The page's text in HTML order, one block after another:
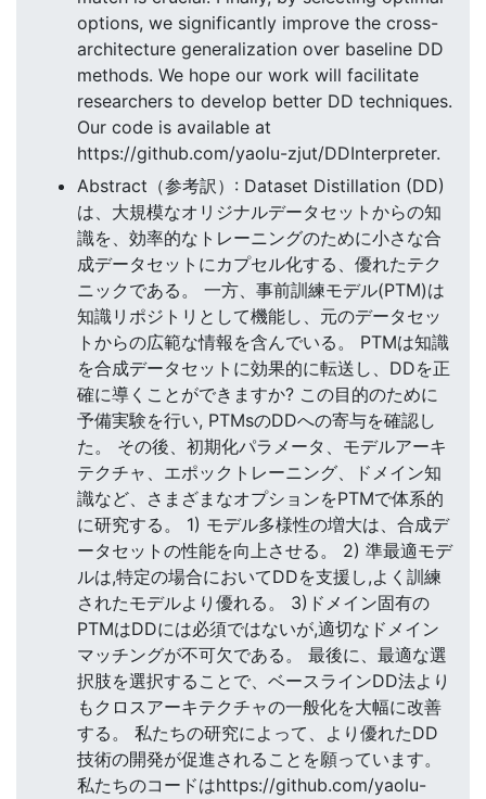
options, we significantly improve the cross-
architecture generalization over baseline DD
methods. We hope our work will facilitate
researchers to develop better DD techniques.
Our code is available at
https://github.com/yaolu-zjut/DDInterpreter.
Abstract（参考訳）: Dataset Distillation (DD)
は、大規模なオリジナルデータセットからの知
識を、効率的なトレーニングのために小さな合
成データセットにカプセル化する、優れたテク
ニックである。 一方、事前訓練モデル(PTM)は
知識リポジトリとして機能し、元のデータセッ
トからの広範な情報を含んでいる。 PTMは知識
を合成データセットに効果的に転送し、DDを正
確に導くことができますか? この目的のために
予備実験を行い, PTMsのDDへの寄与を確認し
た。 その後、初期化パラメータ、モデルアーキ
テクチャ、エポックトレーニング、ドメイン知
識など、さまざまなオプションをPTMで体系的
に研究する。 1) モデル多様性の増大は、合成デ
ータセットの性能を向上させる。 2) 準最適モデ
ルは,特定の場合においてDDを支援し,よく訓練
されたモデルより優れる。 3)ドメイン固有の
PTMはDDには必須ではないが,適切なドメイン
マッチングが不可欠である。 最後に、最適な選
択肢を選択することで、ベースラインDD法より
もクロスアーキテクチャの一般化を大幅に改善
する。 私たちの研究によって、より優れたDD
技術の開発が促進されることを願っています。
私たちのコードはhttps://github.com/yaolu-